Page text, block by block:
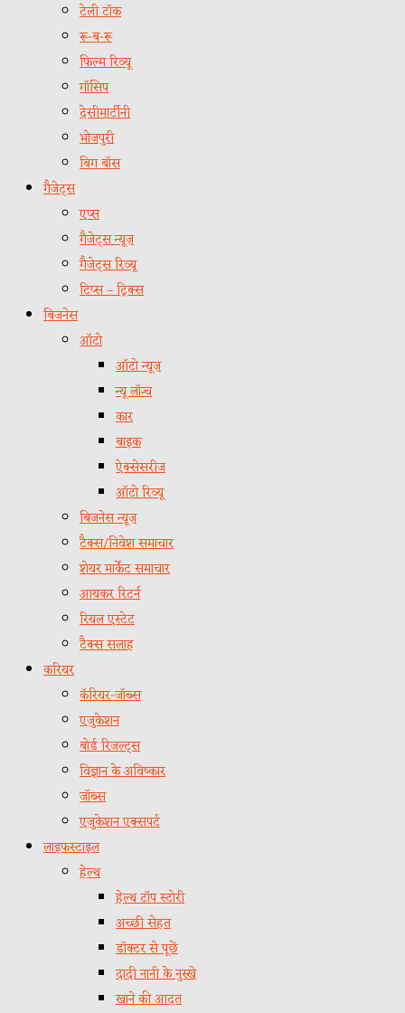
टेली टॉक
रू-ब-रू
फिल्म रिव्यू
गॉसिप
देसीमार्टीनी
भोजपुरी
बिग बॉस
गैजेट्स
एप्स
गैजेट्स न्यूज़
गैजेट्स रिव्यू
टिप्स – ट्रिक्स
बिजनेस
ऑटो
ऑटो न्यूज़
न्यू लॉन्च
कार
बाइक
ऐक्सेसरीज
ऑटो रिव्यू
बिजनेस न्यूज़
टैक्स/निवेश समाचार
शेयर मार्केट समाचार
आयकर रिटर्न
रियल एस्टेट
टैक्स सलाह
करियर
कॅरियर-जॉब्स
एजुकेशन
बोर्ड रिजल्ट्स
विज्ञान के अविष्कार
जॉब्स
एजुकेशन एक्सपर्ट
लाइफस्टाइल
हेल्थ
हेल्थ टॉप स्टोरी
अच्छी सेहत
डॉक्टर से पूछें
दादी नानी के नुस्खे
खाने की आदत